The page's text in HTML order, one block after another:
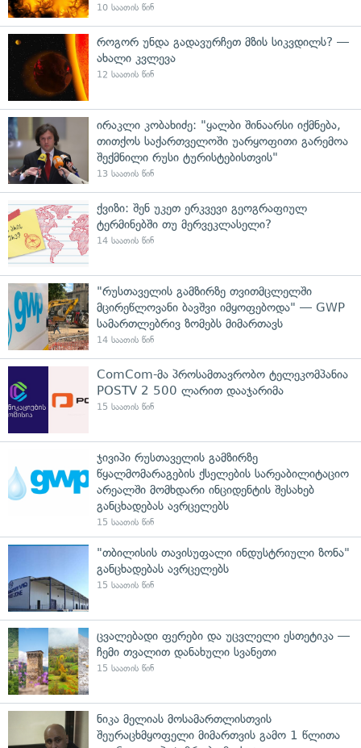
10 საათის წინ
როგორ უნდა გადავურჩეთ მზის სიკვდილს? —
ახალი კვლევა
12 საათის წინ
ირაკლი კობახიძე: "ყალბი შინაარსი იქმნება,
თითქოს საქართველოში უარყოფითი გარემოა
შექმნილი რუსი ტურისტებისთვის"
13 საათის წინ
ქვიზი: შენ უკეთ ერკვევი გეოგრაფიულ
ტერმინებში თუ მერვეკლასელი?
14 საათის წინ
"რუსთაველის გამზირზე თვითმცლელში
მცირეწლოვანი ბავშვი იმყოფებოდა" — GWP
სამართლებრივ ზომებს მიმართავს
14 საათის წინ
ComCom-მა პროსამთავრობო ტელეკომპანია
POSTV 2 500 ლარით დააჯარიმა
15 საათის წინ
ჯივიპი რუსთაველის გამზირზე
წყალმომარაგების ქსელების სარეაბილიტაციო
არეალში მომხდარი ინციდენტის შესახებ
განცხადებას ავრცელებს
15 საათის წინ
"თბილისის თავისუფალი ინდუსტრიული ზონა"
განცხადებას ავრცელებს
15 საათის წინ
ცვალებადი ფერები და უცვლელი ესთეტიკა —
ჩემი თვალით დანახული სვანეთი
15 საათის წინ
ნიკა მელიას მოსამართლისთვის
შეურაცხმყოფელი მიმართვის გამო 1 წლითა